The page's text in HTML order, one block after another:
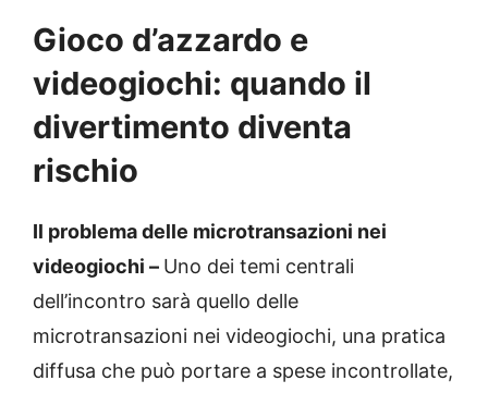
Gioco d’azzardo e
videogiochi: quando il
divertimento diventa
rischio
Il problema delle microtransazioni nei
videogiochi – Uno dei temi centrali
dell’incontro sarà quello delle
microtransazioni nei videogiochi, una pratica
diffusa che può portare a spese incontrollate,